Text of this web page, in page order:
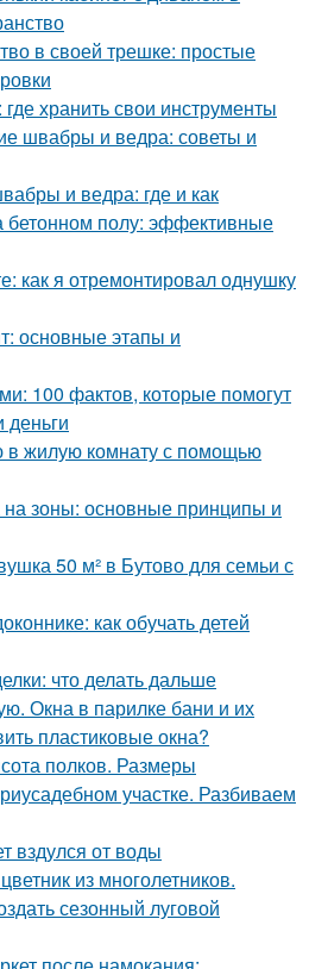
в своей трешке: простые
хранить свои инструменты
швабры и ведра: советы и
и ведра: где и как
бетонном полу: эффективные
как я отремонтировал однушку
основные этапы и
100 фактов, которые помогут
деньги
в жилую комнату с помощью
на зоны: основные принципы и
50 м² в Бутово для семьи с
как обучать детей
что делать дальше
Окна в парилке бани и их
пластиковые окна?
полков. Размеры
участке. Разбиваем
вздулся от воды
из многолетников.
сезонный луговой